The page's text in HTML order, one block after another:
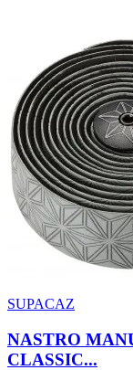
SUPACAZ
NASTRO
CLASSIC...